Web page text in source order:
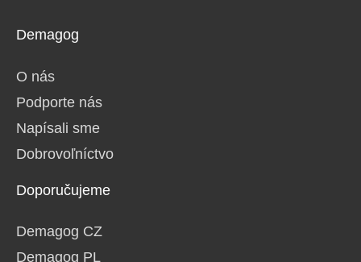
Demagog
O nás
Podporte nás
Napísali sme
Dobrovoľníctvo
Doporučujeme
Demagog CZ
Demagog PL